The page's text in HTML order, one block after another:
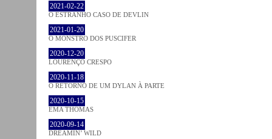
2021-02-22
O ESTRANHO CASO DE DEVLIN
2021-01-20
O MONSTRO DOS PUSCIFER
2020-12-20
LOURENÇO CRESPO
2020-11-18
O RETORNO DE UM DYLAN À PARTE
2020-10-15
EMA THOMAS
2020-09-14
DREAMIN’ WILD